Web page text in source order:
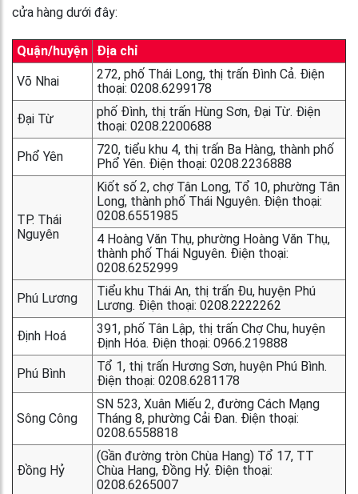
cửa hàng dưới đây:
Quận/huyện
Địa chỉ
Võ Nhai
272, phố Thái Long, thị trấn Đình Cả. Điện
thoại: 0208.6299178
Đại Từ
phố Đình, thị trấn Hùng Sơn, Đại Từ. Điện
thoại: 0208.2200688
Phổ Yên
720, tiểu khu 4, thị trấn Ba Hàng, thành phố
Phổ Yên. Điện thoại: 0208.2236888
TP. Thái
Nguyên
Kiốt số 2, chợ Tân Long, Tổ 10, phường Tân
Long, thành phố Thái Nguyên. Điện thoại:
0208.6551985
4 Hoàng Văn Thụ, phường Hoàng Văn Thụ,
thành phố Thái Nguyên. Điện thoại:
0208.6252999
Phú Lương
Tiểu khu Thái An, thị trấn Đu, huyện Phú
Lương. Điện thoại: 0208.2222262
Định Hoá
391, phố Tân Lập, thị trấn Chợ Chu, huyện
Định Hóa. Điện thoại: 0966.219888
Phú Bình
Tổ 1, thị trấn Hương Sơn, huyện Phú Bình.
Điện thoại: 0208.6281178
Sông Công
SN 523, Xuân Miếu 2, đường Cách Mạng
Tháng 8, phường Cải Đan. Điện thoại:
0208.6558818
Đồng Hỷ
(Gần đường tròn Chùa Hang) Tổ 17, TT
Chùa Hang, Đồng Hỷ. Điện thoại:
0208.6265007